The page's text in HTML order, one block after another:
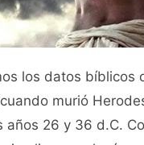
los datos bíblicos
murió
años 26 y 36 d.C.